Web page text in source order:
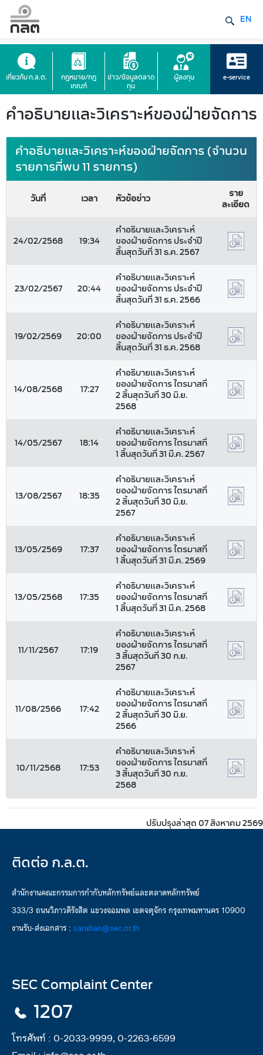
EN
เกี่ยวกับ ก.ล.ต.
กฎหมาย/กฎ
เกณฑ์
ข่าว/ข้อมูลตลาด
ทุน
ผู้ลงทุน e-service
คำอธิบายและวิเคราะห์ของฝ่ายจัดการ
คำอธิบายและวิเคราะห์ของฝ่ายจัดการ (จำนวน
รายการที่พบ 11 รายการ)
วันที่ เวลา หัวข้อข่าว
ราย
ละเอียด
24/02/2568 19:34
คำอธิบายและวิเคราะห์
ของฝ่ายจัดการ ประจำปี
สิ้นสุดวันที่ 31 ธ.ค. 2567
23/02/2567 20:44
คำอธิบายและวิเคราะห์
ของฝ่ายจัดการ ประจำปี
สิ้นสุดวันที่ 31 ธ.ค. 2566
19/02/2569 20:00
คำอธิบายและวิเคราะห์
ของฝ่ายจัดการ ประจำปี
สิ้นสุดวันที่ 31 ธ.ค. 2568
14/08/2568 17:27
คำอธิบายและวิเคราะห์
ของฝ่ายจัดการ ไตรมาสที่
2 สิ้นสุดวันที่ 30 มิ.ย.
2568
14/05/2567 18:14
คำอธิบายและวิเคราะห์
ของฝ่ายจัดการ ไตรมาสที่
1 สิ้นสุดวันที่ 31 มี.ค. 2567
13/08/2567 18:35
คำอธิบายและวิเคราะห์
ของฝ่ายจัดการ ไตรมาสที่
2 สิ้นสุดวันที่ 30 มิ.ย.
2567
13/05/2569 17:37
คำอธิบายและวิเคราะห์
ของฝ่ายจัดการ ไตรมาสที่
1 สิ้นสุดวันที่ 31 มี.ค. 2569
13/05/2568 17:35
คำอธิบายและวิเคราะห์
ของฝ่ายจัดการ ไตรมาสที่
1 สิ้นสุดวันที่ 31 มี.ค. 2568
11/11/2567 17:19
คำอธิบายและวิเคราะห์
ของฝ่ายจัดการ ไตรมาสที่
3 สิ้นสุดวันที่ 30 ก.ย.
2567
11/08/2566 17:42
คำอธิบายและวิเคราะห์
ของฝ่ายจัดการ ไตรมาสที่
2 สิ้นสุดวันที่ 30 มิ.ย.
2566
10/11/2568 17:53
คำอธิบายและวิเคราะห์
ของฝ่ายจัดการ ไตรมาสที่
3 สิ้นสุดวันที่ 30 ก.ย.
2568
ปรับปรุงล่าสุด 07 สิงหาคม 2569
ติดต่อ ก.ล.ต.
สำนักงานคณะกรรมการกำกับหลักทรัพย์และตลาดหลักทรัพย์
333/3 ถนนวิภาวดีรังสิต แขวงจอมพล เขตจตุจักร กรุงเทพมหานคร 10900
งานรับ-ส่งเอกสาร : saraban@sec.or.th
SEC Complaint Center
1207
โทรศัพท์ : 0-2033-9999, 0-2263-6599